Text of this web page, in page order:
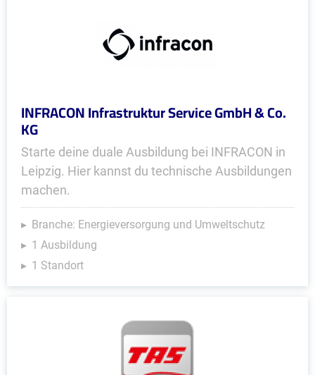
INFRACON Infrastruktur Service GmbH & Co.
KG
Starte deine duale Ausbildung bei INFRACON in
Leipzig. Hier kannst du technische Ausbildungen
machen.
Branche: Energieversorgung und Umweltschutz
1 Ausbildung
1 Standort